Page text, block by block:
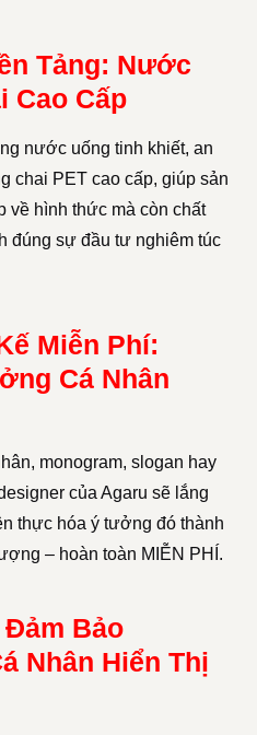
Tảng: Nước
Cao Cấp
nước uống tinh khiết, an
chai PET cao cấp, giúp sản
về hình thức mà còn chất
đúng sự đầu tư nghiêm túc
Miễn Phí:
Cá Nhân
monogram, slogan hay
của Agaru sẽ lắng
thực hóa ý tưởng đó thành
– hoàn toàn MIỄN PHÍ.
Đảm Bảo
Nhân Hiển Thị